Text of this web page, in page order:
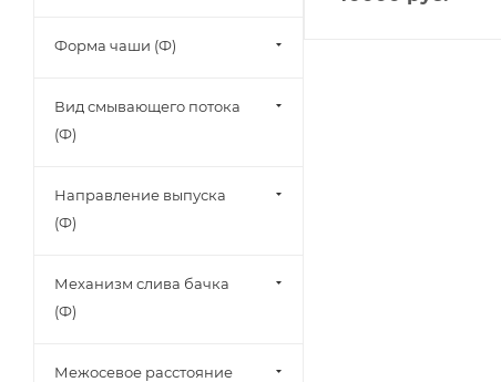
Форма чаши (Ф)
Вид смывающего потока
(Ф)
Направление выпуска
(Ф)
Механизм слива бачка
(Ф)
Межосевое расстояние